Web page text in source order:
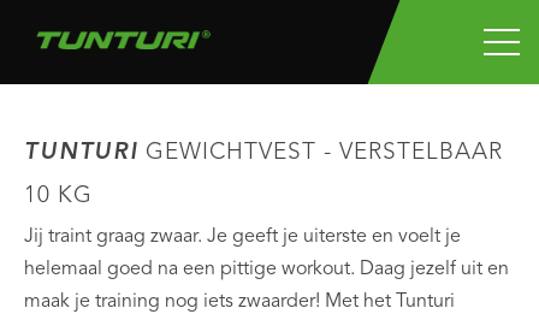
TUNTURI GEWICHTVEST - VERSTELBAAR
10 KG
Jij traint graag zwaar. Je geeft je uiterste en voelt je
helemaal goed na een pittige workout. Daag jezelf uit en
maak je training nog iets zwaarder! Met het Tunturi